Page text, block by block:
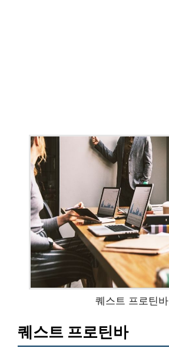
퀘스트 프로틴바
퀘스트 프로틴바